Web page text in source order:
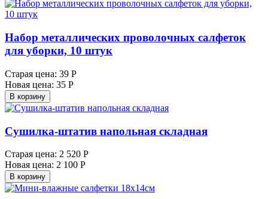
Набор металлических проволочных салфеток
для уборки, 10 штук
Старая цена: 39 Р
Новая цена: 35 Р
В корзину
Сушилка-штатив напольная складная
Старая цена: 2 520 Р
Новая цена: 2 100 Р
В корзину